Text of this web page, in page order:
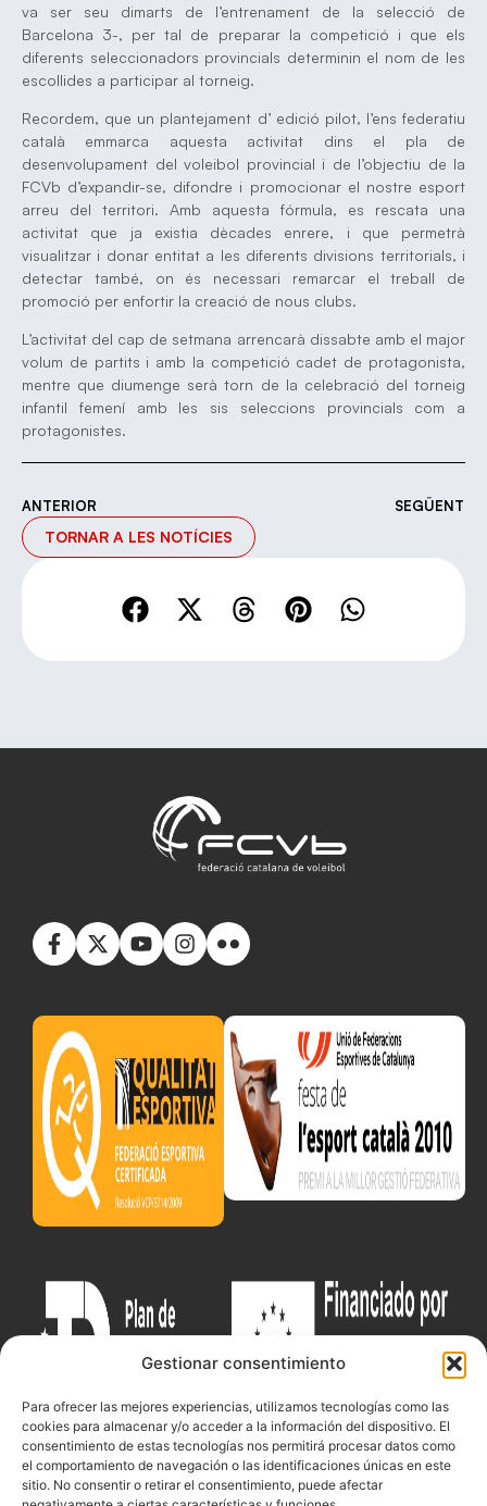
Gestionar consentimiento
Para ofrecer las mejores experiencias, utilizamos tecnologías como las
cookies para almacenar y/o acceder a la información del dispositivo. El
consentimiento de estas tecnologías nos permitirá procesar datos como
el comportamiento de navegación o las identificaciones únicas en este
sitio. No consentir o retirar el consentimiento, puede afectar
va ser seu dimarts de l’entrenament de la selecció de
Barcelona 3-, per tal de preparar la competició i que els
diferents seleccionadors provincials determinin el nom de les
escollides a participar al torneig.
Recordem, que un plantejament d’ edició pilot, l’ens federatiu
català emmarca aquesta activitat dins el pla de
desenvolupament del voleibol provincial i de l’objectiu de la
FCVb d’expandir-se, difondre i promocionar el nostre esport
arreu del territori. Amb aquesta fórmula, es rescata una
activitat que ja existia dècades enrere, i que permetrà
visualitzar i donar entitat a les diferents divisions territorials, i
detectar també, on és necessari remarcar el treball de
promoció per enfortir la creació de nous clubs.
L’activitat del cap de setmana arrencarà dissabte amb el major
volum de partits i amb la competició cadet de protagonista,
mentre que diumenge serà torn de la celebració del torneig
infantil femení amb les sis seleccions provincials com a
protagonistes.
ANTERIOR SEGÜENT
TORNAR A LES NOTÍCIES